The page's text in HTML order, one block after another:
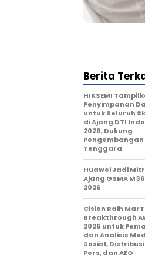
Berita
HIKSEMI
Penyimpanan
untuk Seluruh
di Ajang DTI
2026, Dukung
Pengembangan
Tenggara
Huawei Jadi
Ajang GSMA
2026
Cision Raih
Breakthrough
2026 untuk
dan Analisis
Sosial,
Pers, dan AEO